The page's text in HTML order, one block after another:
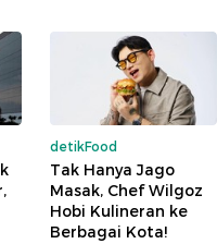
detikFood
Tak Hanya Jago
Masak, Chef Wilgoz
Hobi Kulineran ke
Berbagai Kota!